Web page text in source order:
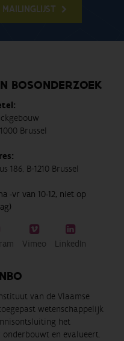
BOSONDERZOEK
Brussel
186, B-1210 Brussel
-vr van 10-12, niet op
Vimeo LinkedIn
van de Vlaamse
wetenschappelijk
het
en evalueert.